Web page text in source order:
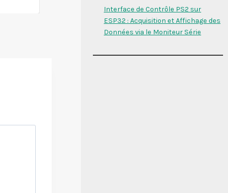
Interface de Contrôle PS2 sur
ESP32 : Acquisition et Affichage des
Données via le Moniteur Série